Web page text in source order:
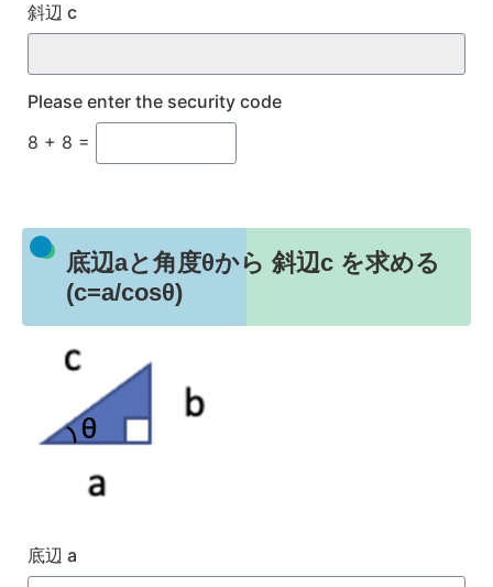
斜辺 c
Please enter the security code
8 + 8 =
底辺aと角度θから 斜辺c を求める
(c=a/cosθ)
底辺 a